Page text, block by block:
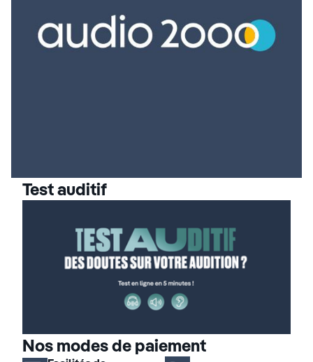
Test auditif
Nos modes de paiement